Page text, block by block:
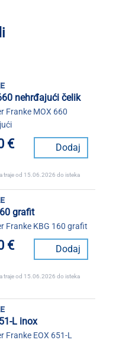
nehrđajući čelik
Franke MOX 660
€ Dodaj
traje od 15.06.2026 do isteka
grafit
Franke KBG 160 grafit
€ Dodaj
traje od 15.06.2026 do isteka
L inox
Franke EOX 651-L